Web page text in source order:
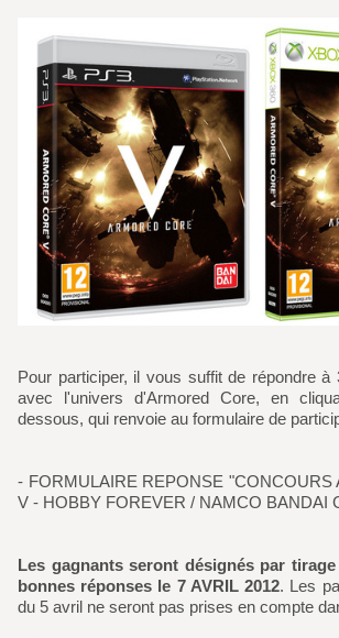
Pour participer, il vous suffit de répondre à 3 questions en lien
avec l'univers d'Armored Core, en
dessous, qui renvoie au formulaire de
- FORMULAIRE REPONSE "CONCOURS
V - HOBBY FOREVER / NAMCO BANDAI
Les gagnants seront désignés par
bonnes réponses le 7 AVRIL 2012. Les
du 5 avril ne seront pas prises en compte